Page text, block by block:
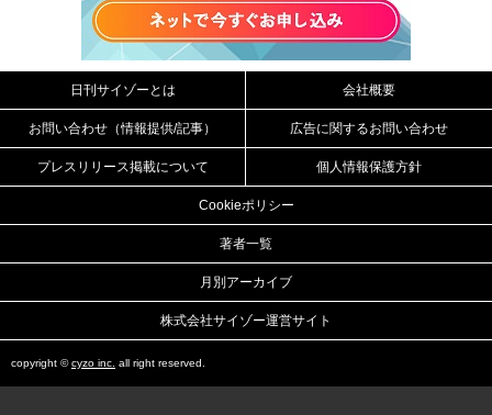
日刊サイゾーとは 会社概要
お問い合わせ（情報提供/記事） 広告に関するお問い合わせ
プレスリリース掲載について 個人情報保護方針
Cookieポリシー
著者一覧
月別アーカイブ
株式会社サイゾー運営サイト
copyright ©cyzo inc. all right reserved.